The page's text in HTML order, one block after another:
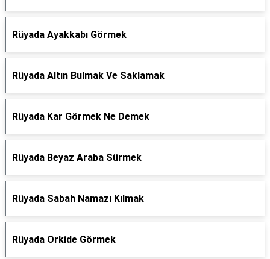
Rüyada Ayakkabı Görmek
Rüyada Altın Bulmak Ve Saklamak
Rüyada Kar Görmek Ne Demek
Rüyada Beyaz Araba Sürmek
Rüyada Sabah Namazı Kılmak
Rüyada Orkide Görmek